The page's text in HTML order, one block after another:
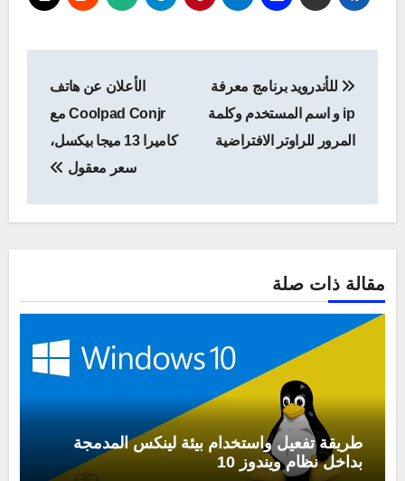
تصفّح
المقالات
للأندرويد برنامج معرفة
ip و اسم المستخدم وكلمة
المرور للراوتر الافتراضية
الأعلان عن هاتف
Coolpad Conjr مع
كاميرا 13 ميجا بيكسل،
سعر معقول
مقالة ذات صلة
طريقة تفعيل واستخدام بيئة لينكس المدمجة
بداخل نظام ويندوز 10